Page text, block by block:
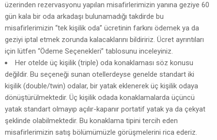
üzerinden rezervasyonu yapılan misafirlerimizin yanına geziye 60
gün kala bir oda arkadaşı bulunamadığı takdirde bu
misafirlerimizin “tek kişilik oda” ücretinin farkını ödemek ya da
geziyi iptal etmek zorunda kalacaklarını bildiririz. Ücret ayrıntıları
için lütfen “Ödeme Seçenekleri” tablosunu inceleyiniz.
Her otelde üç kişilik (triple) oda konaklaması söz konusu
değildir. Bu seçeneği sunan otellerdeyse genelde standart iki
kişilik (double/twin) odalar, bir yatak eklenerek üç kişilik odaya
dönüştürülmektedir. Üç kişilik odada konaklamalarda üçüncü
yatak standart olmayıp açılır-kapanır portatif yatak ya da çekyat
şeklinde olabilmektedir. Bu konaklama tipini tercih eden
misafirlerimizin satış bölümümüzle görüşmelerini rica ederiz.